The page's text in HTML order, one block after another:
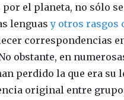
el planeta, no sólo
lenguasy otros rasgos
correspondencias
obstante, en
perdido la que era su
original entre